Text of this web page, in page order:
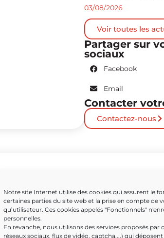
Notre site Internet utilise des cookies qui assurent le
certaines parties du site web et la prise en compte de
qu’utilisateur. Ces cookies appelés "Fonctionnels"
personnelles.
En revanche, nous utilisons des services proposés par
réseaux sociaux, flux de vidéo, captcha,...) qui
03/08/2026
Voir toutes les
Partager sur
sociaux
Facebook
Email
Contacter
Contactez-nous
de Caissargues
aux liens